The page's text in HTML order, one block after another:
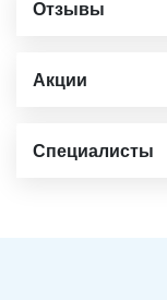
Отзывы
Акции
Специалисты